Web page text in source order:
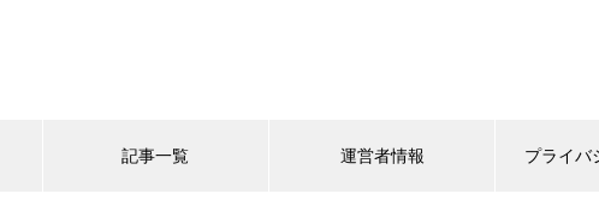
記事一覧 運営者情報 プライバ